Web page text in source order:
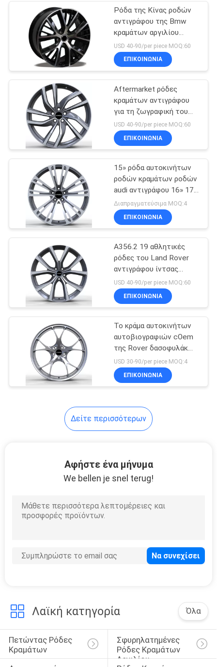
Σφυρηλατημένες
Monoblock ρόδες
2 σφυρηλατημένες
κομμάτια ρόδες
3 σφυρηλατημένες
κομμάτια ρόδες
17 τρικλισμένα
18 τρικλισμένα
ίντσα πλαίσια
ίντσα πλαίσια
15
Ρόδα της Κίνας ροδών
αντιγράφου της Bmw
κραμάτων αργιλίου
πλαισίων ροδών
αυτοκινήτων
USD 40-90/per piece MOQ:60
ΕΠΙΚΟΙΝΩΝΊΑ
Aftermarket ρόδες
κραμάτων αντιγράφου
για τη ζωγραφική του
Land Rover
USD 40-90/per piece MOQ:60
ΕΠΙΚΟΙΝΩΝΊΑ
15» ρόδα αυτοκινήτων
ροδών κραμάτων ροδών
audi αντιγράφου 16» 17»
18»
Διαπραγματεύσιμα MOQ:4
ΕΠΙΚΟΙΝΩΝΊΑ
A356.2 19 αθλητικές
ρόδες του Land Rover
αντιγράφου ίντσας
ελαφριές
USD 40-90/per piece MOQ:60
ΕΠΙΚΟΙΝΩΝΊΑ
Το κράμα αυτοκινήτων
αυτοβιογραφιών cOem
της Rover δασοφυλάκων
αθλητικής μόδας κυλά τα
πλαίσια
USD 30-90/per piece MOQ:4
ΕΠΙΚΟΙΝΩΝΊΑ
Δείτε περισσότερων
Αφήστε ένα μήνυμα
We bellen je snel terug!
Λαϊκή κατηγορία Όλα
Πετώντας Ρόδες
Κραμάτων
Σφυρηλατημένες
Ρόδες Κραμάτων
Αργιλίου